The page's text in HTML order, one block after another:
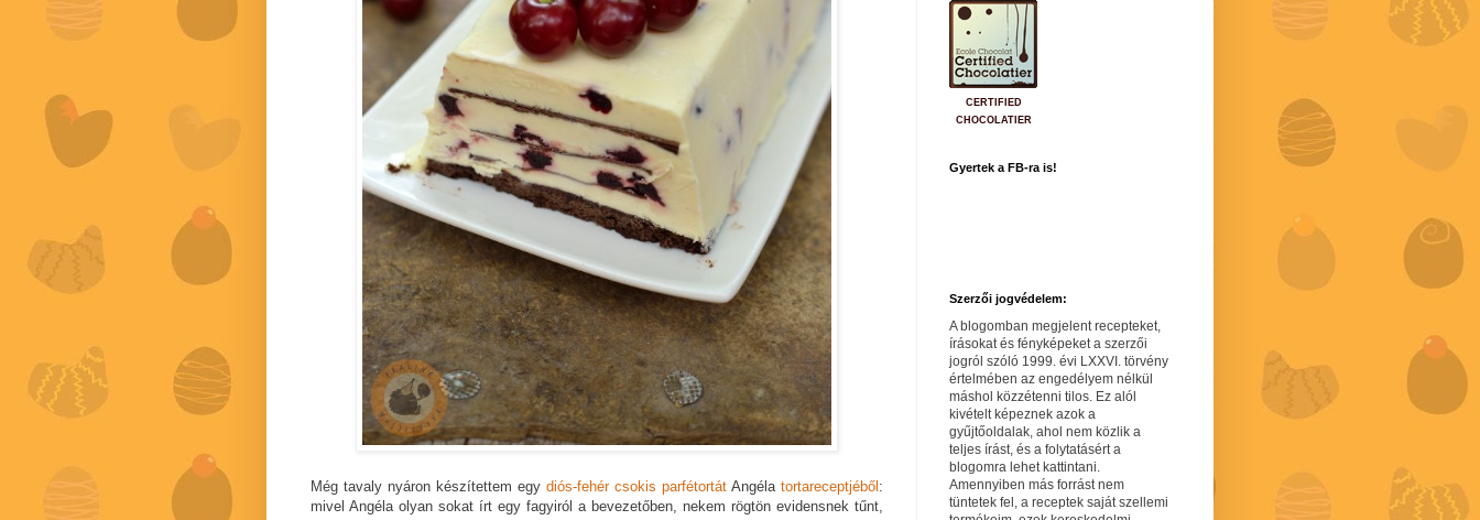
Még tavaly nyáron készítettem egy diós-fehér csokis parfétortát Angéla tortareceptjéből :
mivel Angéla olyan sokat írt egy fagyiról a bevezetőben, nekem rögtön evidensnek tűnt,
CERTIFIED
CHOCOLATIER
Gyertek a FB-ra is!
Szerzői jogvédelem:
A blogomban megjelent recepteket,
írásokat és fényképeket a szerzői
jogról szóló 1999. évi LXXVI. törvény
értelmében az engedélyem nélkül
máshol közzétenni tilos. Ez alól
kivételt képeznek azok a
gyűjtőoldalak, ahol nem közlik a
teljes írást, és a folytatásért a
blogomra lehet kattintani.
Amennyiben más forrást nem
tüntetek fel, a receptek saját szellemi